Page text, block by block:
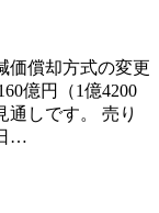
価償却方式の変更
億円（1億4200
通しです。 売り
…